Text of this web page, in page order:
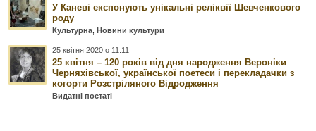
У Каневі експонують унікальні реліквії Шевченкового
роду
Культурна ,Новини культури
25 квітня 2020 о 11:11
25 квітня – 120 років від дня народження Вероніки
Черняхівської, української поетеси і перекладачки з
когорти Розстріляного Відродження
Видатні постаті